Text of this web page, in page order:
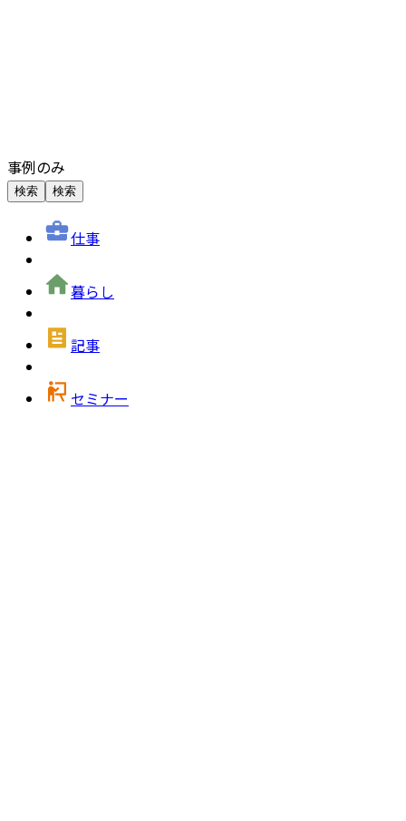
事例のみ
検索 検索
仕事
暮らし
記事
セミナー